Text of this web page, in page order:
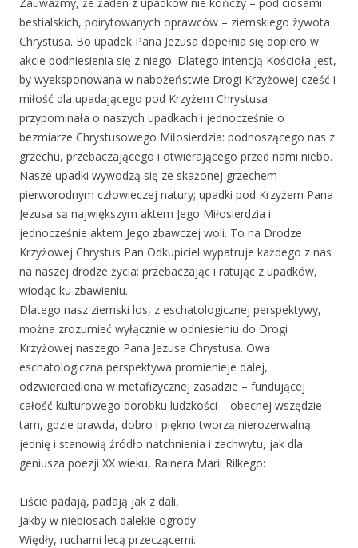
bestialskich, poirytowanych oprawców – ziemskiego żywota
Chrystusa. Bo upadek Pana Jezusa dopełnia się dopiero w
akcie podniesienia się z niego. Dlatego intencją Kościoła jest,
by wyeksponowana w nabożeństwie Drogi Krzyżowej cześć i
miłość dla upadającego pod Krzyżem Chrystusa
przypominała o naszych upadkach i jednocześnie o
bezmiarze Chrystusowego Miłosierdzia: podnoszącego nas z
grzechu, przebaczającego i otwierającego przed nami niebo.
Nasze upadki wywodzą się ze skażonej grzechem
pierworodnym człowieczej natury; upadki pod Krzyżem Pana
Jezusa są największym aktem Jego Miłosierdzia i
jednocześnie aktem Jego zbawczej woli. To na Drodze
Krzyżowej Chrystus Pan Odkupiciel wypatruje każdego z nas
na naszej drodze życia; przebaczając i ratując z upadków,
wiodąc ku zbawieniu.
Dlatego nasz ziemski los, z eschatologicznej perspektywy,
można zrozumieć wyłącznie w odniesieniu do Drogi
Krzyżowej naszego Pana Jezusa Chrystusa. Owa
eschatologiczna perspektywa promienieje dalej,
odzwierciedlona w metafizycznej zasadzie – fundującej
całość kulturowego dorobku ludzkości – obecnej wszędzie
tam, gdzie prawda, dobro i piękno tworzą nierozerwalną
jednię i stanowią źródło natchnienia i zachwytu, jak dla
geniusza poezji XX wieku, Rainera Marii Rilkego:
Liście padają, padają jak z dali,
Jakby w niebiosach dalekie ogrody
Więdły, ruchami lecą przeczącemi.